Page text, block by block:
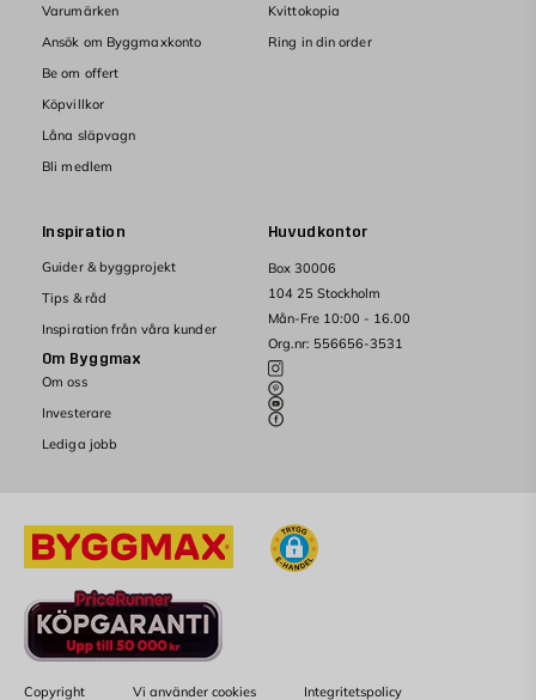
Huvudkontor
Box 30006
104 25 Stockholm
Mån-Fre 10:00 - 16.00
Org.nr: 556656-3531
Varumärken
Ansök om Byggmaxkonto
Be om offert
Köpvillkor
Låna släpvagn
Bli medlem
Kvittokopia
Ring in din order
Inspiration
Guider & byggprojekt
Tips & råd
Inspiration från våra kunder
Om Byggmax
Om oss
Investerare
Lediga jobb
Copyright Vi använder cookies Integritetspolicy